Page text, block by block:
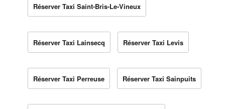
Réserver Taxi Saint-Bris-Le-Vineux
Réserver Taxi Lainsecq Réserver Taxi Levis
Réserver Taxi Perreuse Réserver Taxi Sainpuits